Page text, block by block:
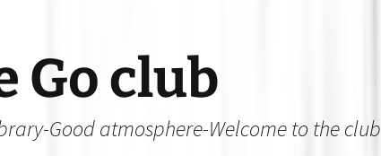
Go club
Good atmosphere-Welcome to the club